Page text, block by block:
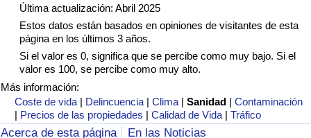
Última actualización: Abril 2025
Estos datos están basados en opiniones de visitantes de esta
página en los últimos 3 años.
Si el valor es 0, significa que se percibe como muy bajo. Si el
valor es 100, se percibe como muy alto.
Más información:
Coste de vida | Delincuencia |Clima |Sanidad |Contaminación
| Precios de las propiedades |Calidad de Vida |Tráfico
Acerca de esta página En las Noticias
Contaminación
Índice de Contaminación (Actual)
Índice de contaminación
Índice de Contaminación por País